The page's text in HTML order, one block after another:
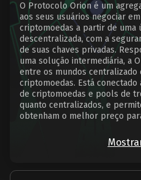
O Protocolo Orion é um
aos seus usuários negociar
criptomoedas a partir de uma
descentralizada, com a
de suas chaves privadas.
uma solução intermediária, a
entre os mundos centralizado
criptomoedas. Está
de criptomoedas e pools de
quanto centralizados, e
obtenham o melhor preço